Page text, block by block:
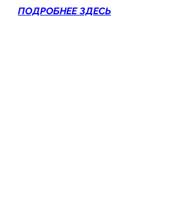
ПОДРОБНЕЕ ЗДЕСЬ